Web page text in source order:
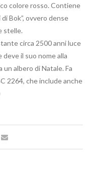
colore rosso. Contiene
Bok”, ovvero dense
stelle.
circa 2500 anni luce
il suo nome alla
albero di Natale. Fa
2264, che include anche